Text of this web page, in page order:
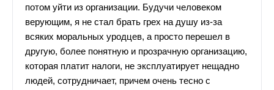
потом уйти из организации. Будучи человеком
верующим, я не стал брать грех на душу из-за
всяких моральных уродцев, а просто перешел в
другую, более понятную и прозрачную организацию,
которая платит налоги, не эксплуатирует нещадно
людей, сотрудничает, причем очень тесно с